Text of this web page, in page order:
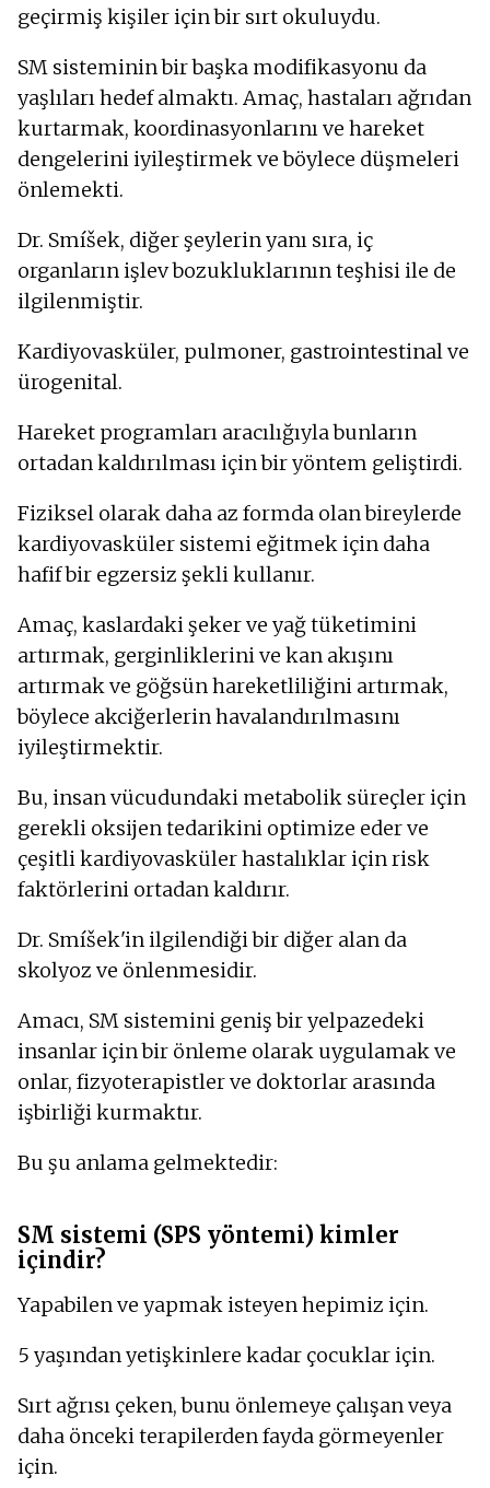
geçirmiş kişiler için bir sırt okuluydu.
SM sisteminin bir başka modifikasyonu da
yaşlıları hedef almaktı. Amaç, hastaları ağrıdan
kurtarmak, koordinasyonlarını ve hareket
dengelerini iyileştirmek ve böylece düşmeleri
önlemekti.
Dr. Smíšek, diğer şeylerin yanı sıra, iç
organların işlev bozukluklarının teşhisi ile de
ilgilenmiştir.
Kardiyovasküler, pulmoner, gastrointestinal ve
ürogenital.
Hareket programları aracılığıyla bunların
ortadan kaldırılması için bir yöntem geliştirdi.
Fiziksel olarak daha az formda olan bireylerde
kardiyovasküler sistemi eğitmek için daha
hafif bir egzersiz şekli kullanır.
Amaç, kaslardaki şeker ve yağ tüketimini
artırmak, gerginliklerini ve kan akışını
artırmak ve göğsün hareketliliğini artırmak,
böylece akciğerlerin havalandırılmasını
iyileştirmektir.
Bu, insan vücudundaki metabolik süreçler için
gerekli oksijen tedarikini optimize eder ve
çeşitli kardiyovasküler hastalıklar için risk
faktörlerini ortadan kaldırır.
Dr. Smíšek'in ilgilendiği bir diğer alan da
skolyoz ve önlenmesidir.
Amacı, SM sistemini geniş bir yelpazedeki
insanlar için bir önleme olarak uygulamak ve
onlar, fizyoterapistler ve doktorlar arasında
işbirliği kurmaktır.
Bu şu anlama gelmektedir:
SM sistemi (SPS yöntemi) kimler
içindir?
Yapabilen ve yapmak isteyen hepimiz için.
5 yaşından yetişkinlere kadar çocuklar için.
Sırt ağrısı çeken, bunu önlemeye çalışan veya
daha önceki terapilerden fayda görmeyenler
için.